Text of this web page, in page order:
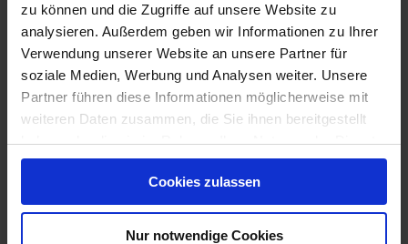
zu können und die Zugriffe auf unsere Website zu
analysieren. Außerdem geben wir Informationen zu Ihrer
Verwendung unserer Website an unsere Partner für
soziale Medien, Werbung und Analysen weiter. Unsere
Partner führen diese Informationen möglicherweise mit
weiteren Daten zusammen, die Sie ihnen bereitgestellt
haben oder die sie im Rahmen Ihrer Nutzung der Dienste
gesammelt haben.
Cookies zulassen
Nur notwendige Cookies
Günstigster Preis pro Person aus allen Angeboten ab
693 €
1 Angebot ansehen ›